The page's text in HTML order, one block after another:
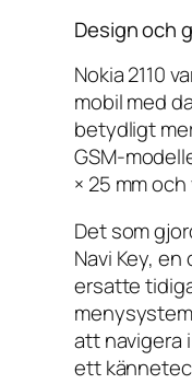
Design och
Nokia 2110
mobil med
betydligt
GSM-
× 25 mm
Det som
Navi Key,
ersatte
att navigera
ett